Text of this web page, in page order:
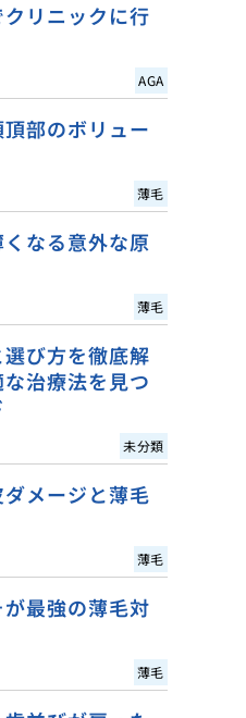
リニックに行
AGA
部のボリュー
薄毛
なる意外な原
薄毛
び方を徹底解
治療法を見つ
未分類
メージと薄毛
薄毛
最強の薄毛対
薄毛